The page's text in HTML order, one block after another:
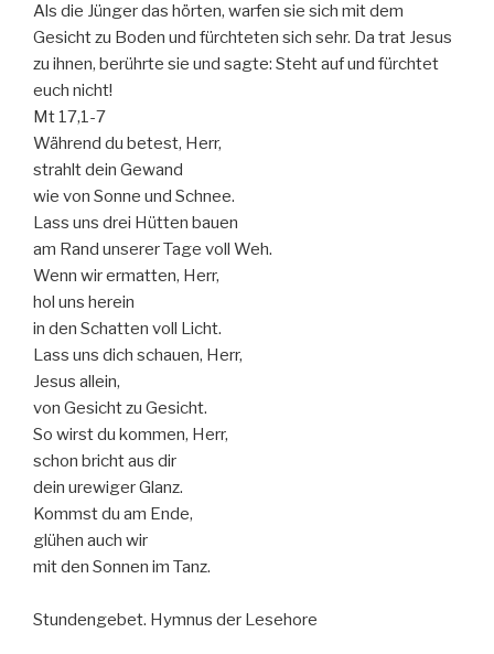
Als die Jünger das hörten, warfen sie sich mit dem
Gesicht zu Boden und fürchteten sich sehr. Da trat Jesus
zu ihnen, berührte sie und sagte: Steht auf und fürchtet
euch nicht!
Mt 17,1-7
Während du betest, Herr,
strahlt dein Gewand
wie von Sonne und Schnee.
Lass uns drei Hütten bauen
am Rand unserer Tage voll Weh.
Wenn wir ermatten, Herr,
hol uns herein
in den Schatten voll Licht.
Lass uns dich schauen, Herr,
Jesus allein,
von Gesicht zu Gesicht.
So wirst du kommen, Herr,
schon bricht aus dir
dein urewiger Glanz.
Kommst du am Ende,
glühen auch wir
mit den Sonnen im Tanz.
Stundengebet. Hymnus der Lesehore